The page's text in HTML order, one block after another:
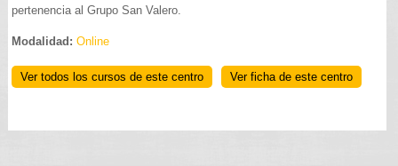
pertenencia al Grupo San Valero.
Modalidad:Online
Ver todos los cursos de este centro Ver ficha de este centro